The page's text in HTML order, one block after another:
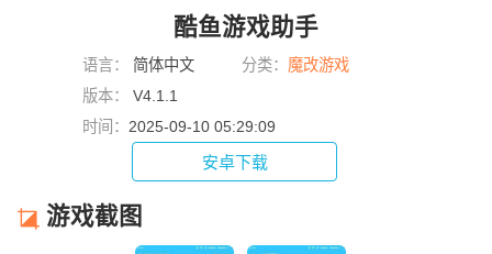
酷鱼游戏助手
语言： 简体中文 分类： 魔改游戏
版本：
V4.1.1
时间： 2025-09-10 05:29:09
安卓下载
游戏截图